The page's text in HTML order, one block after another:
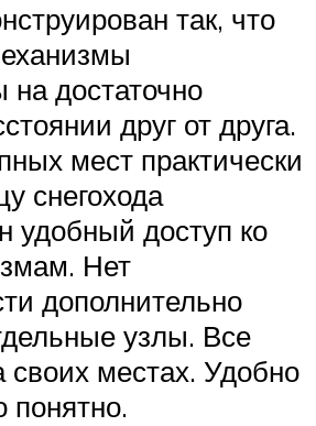
так, что
достаточно
друг от друга.
мест практически
снегохода
удобный доступ ко
Нет
дополнительно
узлы. Все
своих местах. Удобно
понятно.